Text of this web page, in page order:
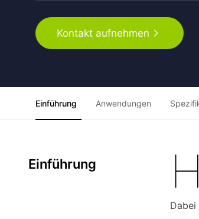
Kontakt aufnehmen
Einführung Anwendungen
Einführung H